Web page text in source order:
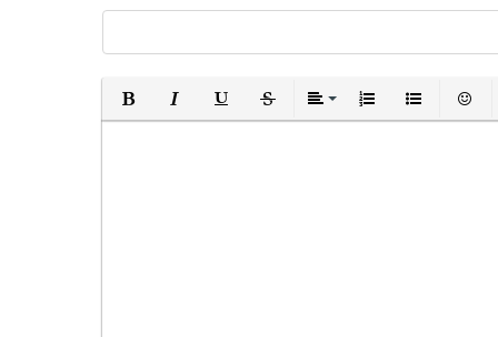
Полужирный
КурсивПодчеркнутый
ЗачеркнутыйВыравнивание
Нумерованный